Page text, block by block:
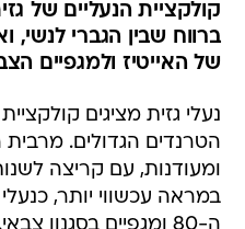
קולקציית הנעליים של
ברווח שבין הגברי לנשי,
של האייטיז ולמגפיים
נעלי גזית מציגים
הטרנדים הגדולים. מרבית
במראה עכשווי יותר,